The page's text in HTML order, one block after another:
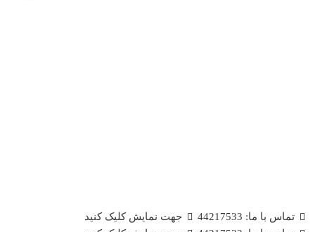
تماس با ما: 44217533
جهت نمایش کلیک کنید